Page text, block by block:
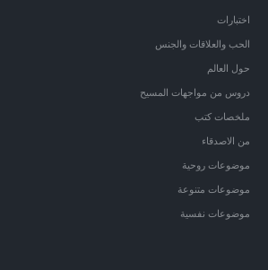
اختبارات
الحب والعلاقات والجنس
حول العالم
دروس من مواجهات المسيح
ملخصات كتب
من الاصدقاء
موضوعات روحية
موضوعات متنوعة
موضوعات نفسية